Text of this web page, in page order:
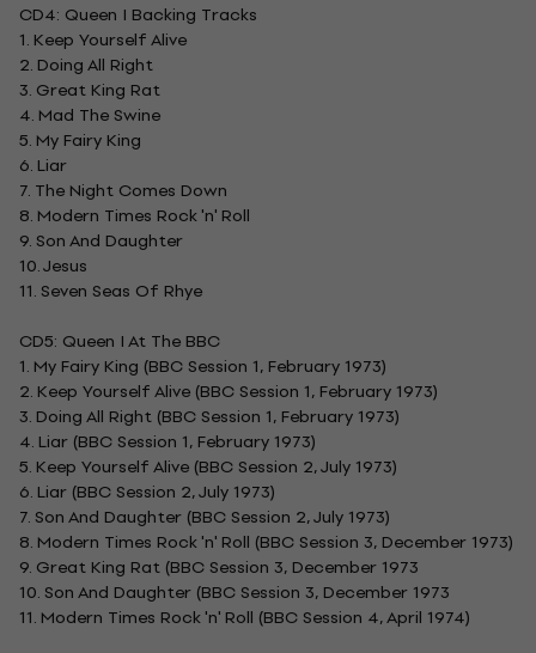
CD4: Queen I Backing Tracks
1. Keep Yourself Alive
2. Doing All Right
3. Great King Rat
4. Mad The Swine
5. My Fairy King
6. Liar
7. The Night Comes Down
8. Modern Times Rock 'n' Roll
9. Son And Daughter
10. Jesus
11. Seven Seas Of Rhye
CD5: Queen I At The BBC
1. My Fairy King (BBC Session 1, February 1973)
2. Keep Yourself Alive (BBC Session 1, February 1973)
3. Doing All Right (BBC Session 1, February 1973)
4. Liar (BBC Session 1, February 1973)
5. Keep Yourself Alive (BBC Session 2, July 1973)
6. Liar (BBC Session 2, July 1973)
7. Son And Daughter (BBC Session 2, July 1973)
8. Modern Times Rock 'n' Roll (BBC Session 3, December 1973)
9. Great King Rat (BBC Session 3, December 1973
10. Son And Daughter (BBC Session 3, December 1973
11. Modern Times Rock 'n' Roll (BBC Session 4, April 1974)